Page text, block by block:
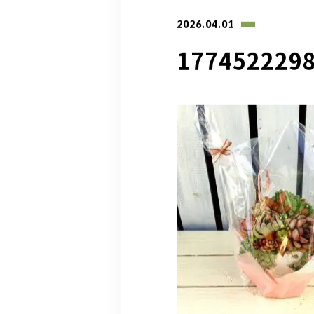
2026.04.01